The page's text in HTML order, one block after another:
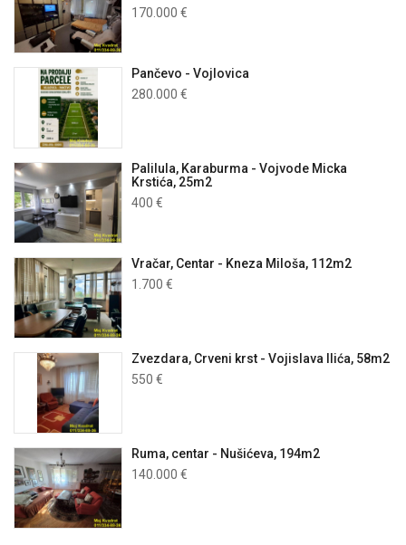
170.000 €
Pančevo - Vojlovica
280.000 €
Palilula, Karaburma - Vojvode Micka
Krstića, 25m2
400 €
Vračar, Centar - Kneza Miloša, 112m2
1.700 €
Zvezdara, Crveni krst - Vojislava Ilića, 58m2
550 €
Ruma, centar - Nušićeva, 194m2
140.000 €